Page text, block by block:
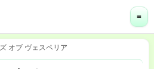
≡
オブ ヴェスペリア